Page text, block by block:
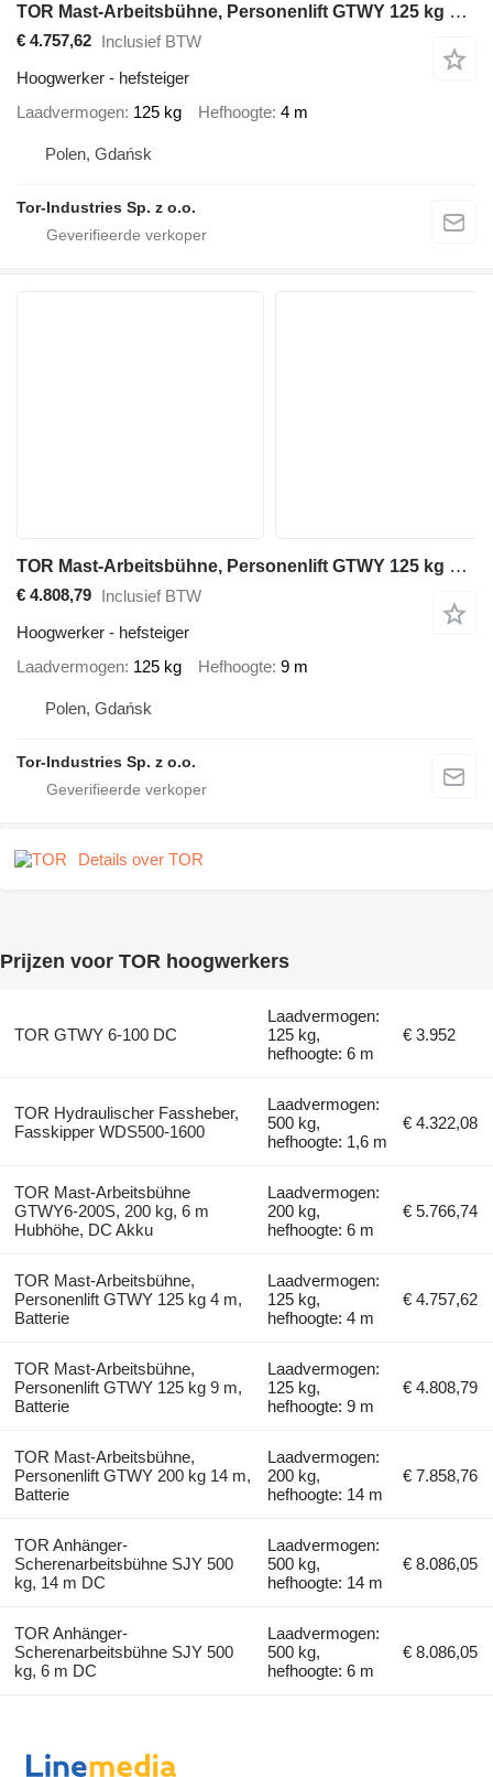
TOR Mast-Arbeitsbühne, Personenlift GTWY 125 kg 4 m, Batterie
€ 4.757,62 Inclusief BTW
Hoogwerker - hefsteiger
Laadvermogen 125 kg Hefhoogte 4 m
Polen, Gdańsk
Tor-Industries Sp. z o.o.
TOR Mast-Arbeitsbühne, Personenlift GTWY 125 kg 9 m, Batterie
€ 4.808,79 Inclusief BTW
Hoogwerker - hefsteiger
Laadvermogen 125 kg Hefhoogte 9 m
Polen, Gdańsk
Tor-Industries Sp. z o.o.
Details over TOR
Prijzen voor TOR hoogwerkers
TOR GTWY 6-100 DC
Laadvermogen:
125 kg,
hefhoogte: 6 m
€ 3.952
TOR Hydraulischer Fassheber,
Fasskipper WDS500-1600
Laadvermogen:
500 kg,
hefhoogte: 1,6 m
€ 4.322,08
TOR Mast-Arbeitsbühne
GTWY6-200S, 200 kg, 6 m
Hubhöhe, DC Akku
Laadvermogen:
200 kg,
hefhoogte: 6 m
€ 5.766,74
TOR Mast-Arbeitsbühne,
Personenlift GTWY 125 kg 4 m,
Batterie
Laadvermogen:
125 kg,
hefhoogte: 4 m
€ 4.757,62
TOR Mast-Arbeitsbühne,
Personenlift GTWY 125 kg 9 m,
Batterie
Laadvermogen:
125 kg,
hefhoogte: 9 m
€ 4.808,79
TOR Mast-Arbeitsbühne,
Personenlift GTWY 200 kg 14 m,
Batterie
Laadvermogen:
200 kg,
hefhoogte: 14 m
€ 7.858,76
TOR Anhänger-
Scherenarbeitsbühne SJY 500
kg, 14 m DC
Laadvermogen:
500 kg,
hefhoogte: 14 m
€ 8.086,05
TOR Anhänger-
Scherenarbeitsbühne SJY 500
kg, 6 m DC
Laadvermogen:
500 kg,
hefhoogte: 6 m
€ 8.086,05